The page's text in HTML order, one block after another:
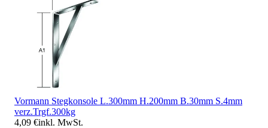
Vormann Stegkonsole L.300mm H.200mm B.30mm S.4mm
verz.Trgf.300kg
4,09 €inkl. MwSt.